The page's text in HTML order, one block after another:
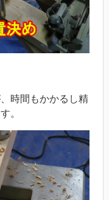
時間もかかるし精
。